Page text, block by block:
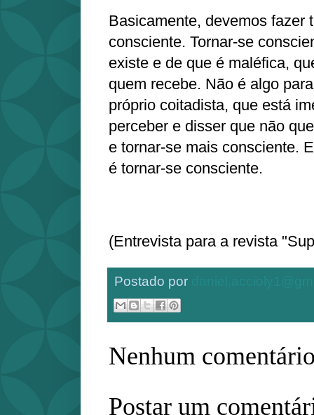
Basicamente, devemos fazer
consciente. Tornar-se
existe e de que é maléfica,
quem recebe. Não é algo
próprio coitadista, que está
perceber e disser que não
e tornar-se mais consciente.
é tornar-se consciente.
(Entrevista para a revista
Postado por
Nenhum
Postar um